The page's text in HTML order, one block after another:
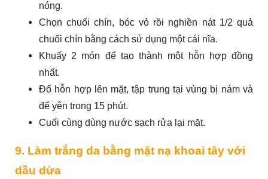
nóng.
Chọn chuối chín, bóc vỏ rồi nghiền nát 1/2 quả
chuối chín bằng cách sử dụng một cái nĩa.
Khuấy 2 món để tạo thành một hỗn hợp đồng
nhất.
Đổ hỗn hợp lên mặt, tập trung tại vùng bị nám và
để yên trong 15 phút.
Cuối cùng dùng nước sạch rửa lại mặt.
9. Làm trắng da bằng mặt nạ khoai tây với
dầu dừa